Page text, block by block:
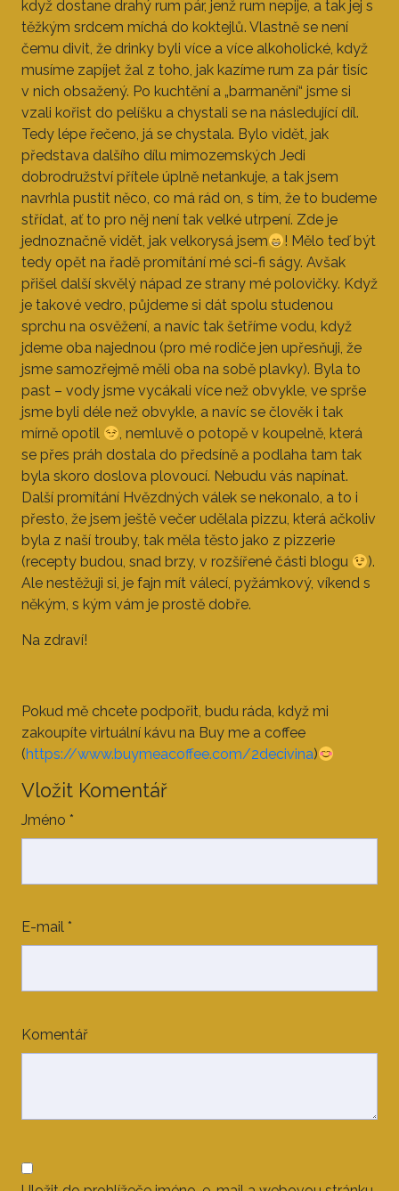
když dostane drahý rum pár, jenž rum nepije, a tak jej s
těžkým srdcem míchá do koktejlů. Vlastně se není
čemu divit, že drinky byli více a více alkoholické, když
musíme zapíjet žal z toho, jak kazíme rum za pár tisíc
v nich obsažený. Po kuchtění a „barmanění“ jsme si
vzali kořist do pelíšku a chystali se na následující díl.
Tedy lépe řečeno, já se chystala. Bylo vidět, jak
představa dalšího dílu mimozemských Jedi
dobrodružství přítele úplně netankuje, a tak jsem
navrhla pustit něco, co má rád on, s tím, že to budeme
střídat, ať to pro něj není tak velké utrpení. Zde je
jednoznačně vidět, jak velkorysá jsem
! Mělo teď být
tedy opět na řadě promítání mé sci-fi ságy. Avšak
přišel další skvělý nápad ze strany mé polovičky. Když
je takové vedro, půjdeme si dát spolu studenou
sprchu na osvěžení, a navíc tak šetříme vodu, když
jdeme oba najednou (pro mé rodiče jen upřesňuji, že
jsme samozřejmě měli oba na sobě plavky). Byla to
past – vody jsme vycákali více než obvykle, ve sprše
jsme byli déle než obvykle, a navíc se člověk i tak
mírně opotil
, nemluvě o potopě v koupelně, která
se přes práh dostala do předsíně a podlaha tam tak
byla skoro doslova plovoucí. Nebudu vás napínat.
Další promítání Hvězdných válek se nekonalo, a to i
přesto, že jsem ještě večer udělala pizzu, která ačkoliv
byla z naší trouby, tak měla těsto jako z pizzerie
(recepty budou, snad brzy, v rozšířené části blogu
).
Ale nestěžuji si, je fajn mít válecí, pyžámkový, víkend s
někým, s kým vám je prostě dobře.
Na zdraví!
Pokud mě chcete podpořit, budu ráda, když mi
zakoupíte virtuální kávu na Buy me a coffee
(https://www.buymeacoffee.com/2decivina)
Vložit Komentář
Jméno *
E-mail *
Komentář